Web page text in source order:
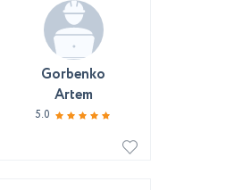
Gorbenko
Artem
5.0